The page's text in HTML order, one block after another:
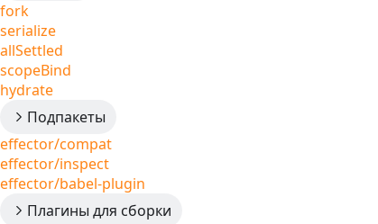
fork
serialize
allSettled
scopeBind
hydrate
Подпакеты
effector/compat
effector/inspect
effector/babel-plugin
Плагины для сборки